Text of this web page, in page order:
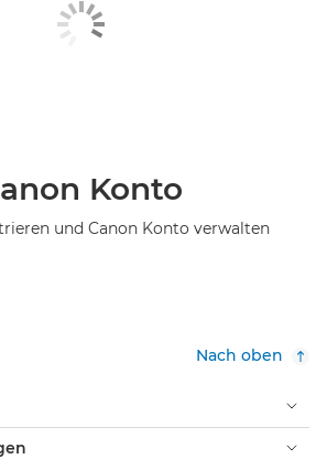
Konto
und Canon Konto verwalten
Nach oben